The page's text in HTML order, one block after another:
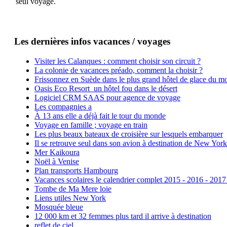
Les dernières infos vacances / voyages
Visiter les Calanques : comment choisir son circuit ?
La colonie de vacances préado, comment la choisir ?
Frissonnez en Suède dans le plus grand hôtel de glace du
Oasis Eco Resort un hôtel fou dans le désert
Logiciel CRM SAAS pour agence de voyage
Les compagnies a
À 13 ans elle a déjà fait le tour du monde
Voyage en famille ; voyage en train
Les plus beaux bateaux de croisière sur lesquels embarquer
Il se retrouve seul dans son avion à destination de New York
Mer Kaikoura
Noël à Venise
Plan transports Hambourg
Vacances scolaires le calendrier complet 2015 - 2016 -
Tombe de Ma Mere loie
Liens utiles New York
Mosquée bleue
12 000 km et 32 femmes plus tard il arrive à destination
reflet de ciel